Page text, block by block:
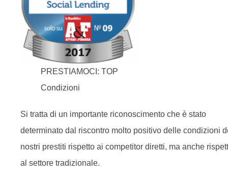
PRESTIAMOCI: TOP
Condizioni
Si tratta di un importante riconoscimento che è stato
determinato dal riscontro molto positivo delle condizioni
nostri prestiti rispetto ai competitor diretti, ma anche
al settore tradizionale.